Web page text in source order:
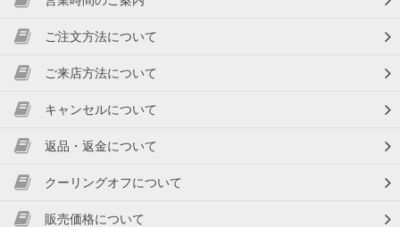
ご注文方法について
ご来店方法について
キャンセルについて
返品・返金について
クーリングオフについて
販売価格について